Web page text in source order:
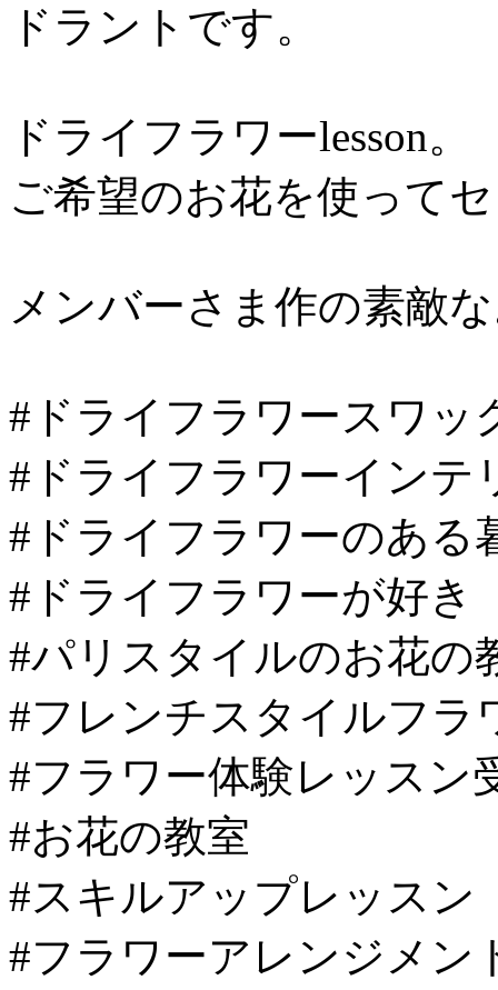
ドラントです。
ドライフラワーlesson。
ご希望のお花を使って
メンバーさま作の素敵
#ドライフラワースワッ
#ドライフラワーインテ
#ドライフラワーのある
#ドライフラワーが好き
#パリスタイルのお花の
#フレンチスタイルフラ
#フラワー体験レッスン
#お花の教室
#スキルアップレッスン
#フラワーアレンジメン